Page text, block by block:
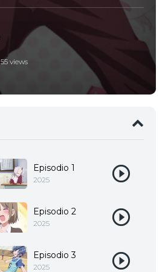
55 views
Episodio 1
2025
Episodio 2
2025
Episodio 3
2025